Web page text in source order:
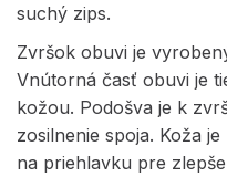
suchý zips.
Zvršok obuvi je
Vnútorná časť obuvi je
kožou. Podošva je k
zosilnenie spoja. Koža
na priehlavku pre